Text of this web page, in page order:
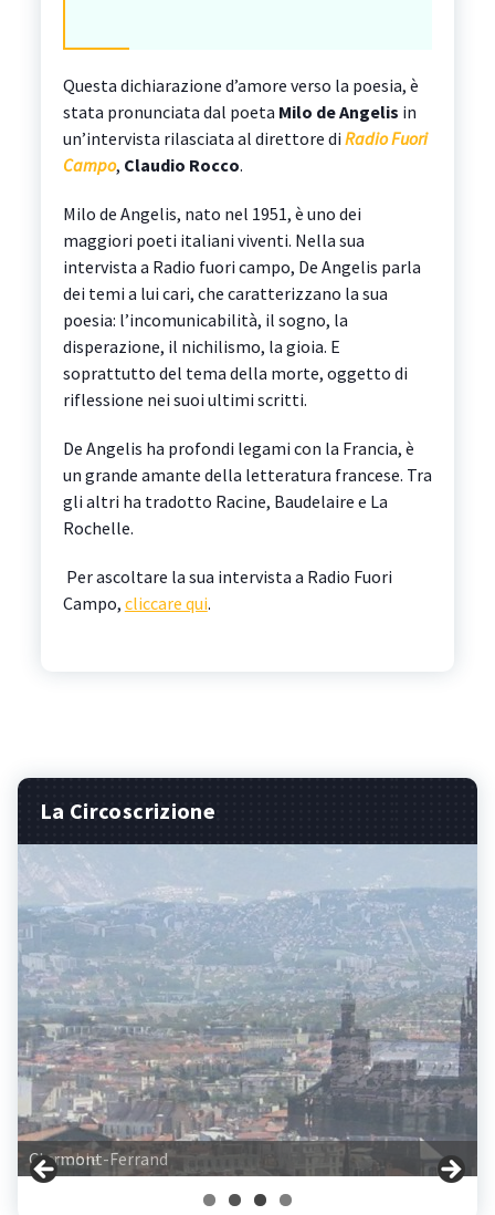
Questa dichiarazione d’amore verso la poesia, è
stata pronunciata dal poeta Milo de Angelis in
un’intervista rilasciata al direttore di Radio Fuori
Campo, Claudio Rocco.
Milo de Angelis, nato nel 1951, è uno dei
maggiori poeti italiani viventi. Nella sua
intervista a Radio fuori campo, De Angelis parla
dei temi a lui cari, che caratterizzano la sua
poesia: l’incomunicabilità, il sogno, la
disperazione, il nichilismo, la gioia. E
soprattutto del tema della morte, oggetto di
riflessione nei suoi ultimi scritti.
De Angelis ha profondi legami con la Francia, è
un grande amante della letteratura francese. Tra
gli altri ha tradotto Racine, Baudelaire e La
Rochelle.
Per ascoltare la sua intervista a Radio Fuori
Campo, cliccare qui.
La Circoscrizione
Clermont-Ferrand